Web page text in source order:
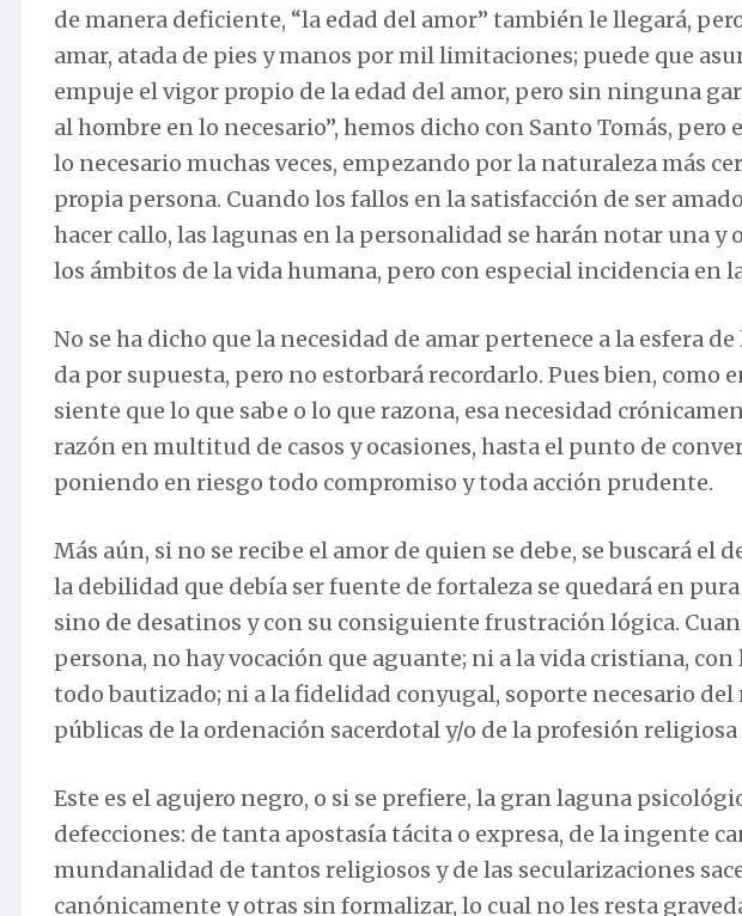
de manera deficiente, “la edad del amor” también le llegará,
amar, atada de pies y manos por mil limitaciones; puede que
empuje el vigor propio de la edad del amor, pero sin ninguna
al hombre en lo necesario”, hemos dicho con Santo Tomás,
lo necesario muchas veces, empezando por la naturaleza más
propia persona. Cuando los fallos en la satisfacción de ser
hacer callo, las lagunas en la personalidad se harán notar una y
los ámbitos de la vida humana, pero con especial incidencia en
No se ha dicho que la necesidad de amar pertenece a la esfera
da por supuesta, pero no estorbará recordarlo. Pues bien, como
siente que lo que sabe o lo que razona, esa necesidad
razón en multitud de casos y ocasiones, hasta el punto de
poniendo en riesgo todo compromiso y toda acción prudente.
Más aún, si no se recibe el amor de quien se debe, se buscará el
la debilidad que debía ser fuente de fortaleza se quedará en
sino de desatinos y con su consiguiente frustración lógica.
persona, no hay vocación que aguante; ni a la vida cristiana,
todo bautizado; ni a la fidelidad conyugal, soporte necesario
públicas de la ordenación sacerdotal y/o de la profesión
Este es el agujero negro, o si se prefiere, la gran laguna
defecciones: de tanta apostasía tácita o expresa, de la ingente
mundanalidad de tantos religiosos y de las secularizaciones
canónicamente y otras sin formalizar, lo cual no les resta